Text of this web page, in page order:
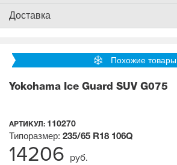
Доставка
Похожие товары
Yokohama Ice Guard SUV G075
АРТИКУЛ: 110270
Типоразмер: 235/65 R18 106Q
14206 руб.